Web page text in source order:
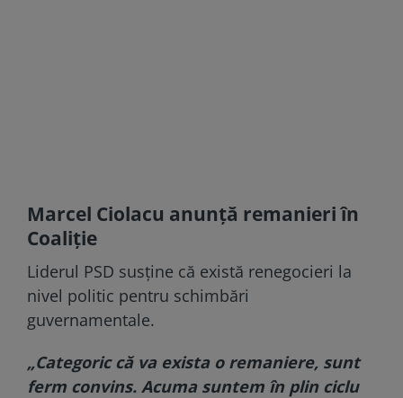
Marcel Ciolacu anunță remanieri în
Coaliție
Liderul PSD susține că există renegocieri la
nivel politic pentru schimbări
guvernamentale.
„Categoric că va exista o remaniere, sunt
ferm convins. Acuma suntem în plin ciclu